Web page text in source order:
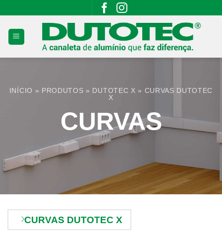
to
content
INÍCIO » PRODUTOS » DUTOTEC X » CURVAS DUTOTEC
X
CURVAS
CURVAS DUTOTEC X